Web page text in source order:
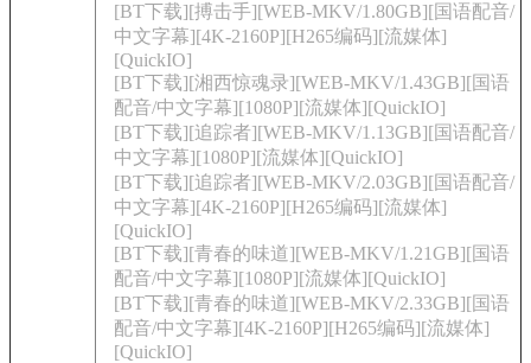
[BT下载][搏击手][WEB-MKV/1.80GB][国语配音/
中文字幕][4K-2160P][H265编码][流媒体]
[QuickIO]
[BT下载][湘西惊魂录][WEB-MKV/1.43GB][国语
配音/中文字幕][1080P][流媒体][QuickIO]
[BT下载][追踪者][WEB-MKV/1.13GB][国语配音/
中文字幕][1080P][流媒体][QuickIO]
[BT下载][追踪者][WEB-MKV/2.03GB][国语配音/
中文字幕][4K-2160P][H265编码][流媒体]
[QuickIO]
[BT下载][青春的味道][WEB-MKV/1.21GB][国语
配音/中文字幕][1080P][流媒体][QuickIO]
[BT下载][青春的味道][WEB-MKV/2.33GB][国语
配音/中文字幕][4K-2160P][H265编码][流媒体]
[QuickIO]